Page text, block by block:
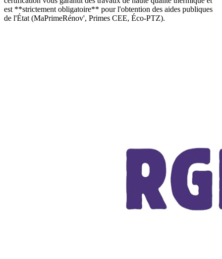
est **strictement obligatoire** pour l'obtention des aides publiques
de l'État (MaPrimeRénov', Primes CEE, Éco-PTZ).